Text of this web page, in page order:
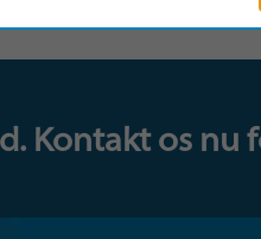
Kontakt os nu